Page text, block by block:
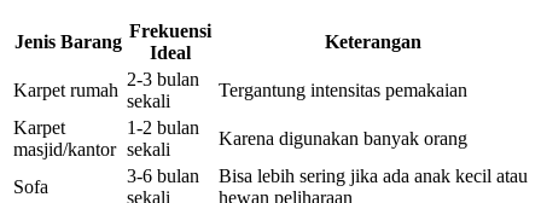
Jenis Barang
Frekuensi
Ideal
Keterangan
Karpet rumah
2-3 bulan
sekali
Tergantung intensitas pemakaian
Karpet
masjid/kantor
1-2 bulan
sekali
Karena digunakan banyak orang
Sofa
3-6 bulan
sekali
Bisa lebih sering jika ada anak kecil atau
hewan peliharaan